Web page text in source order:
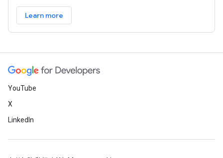
Learn more
YouTube
X
LinkedIn